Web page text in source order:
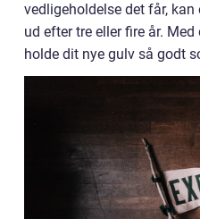
vedligeholdelse det får,
ud efter tre eller fire år.
holde dit nye gulv så godt